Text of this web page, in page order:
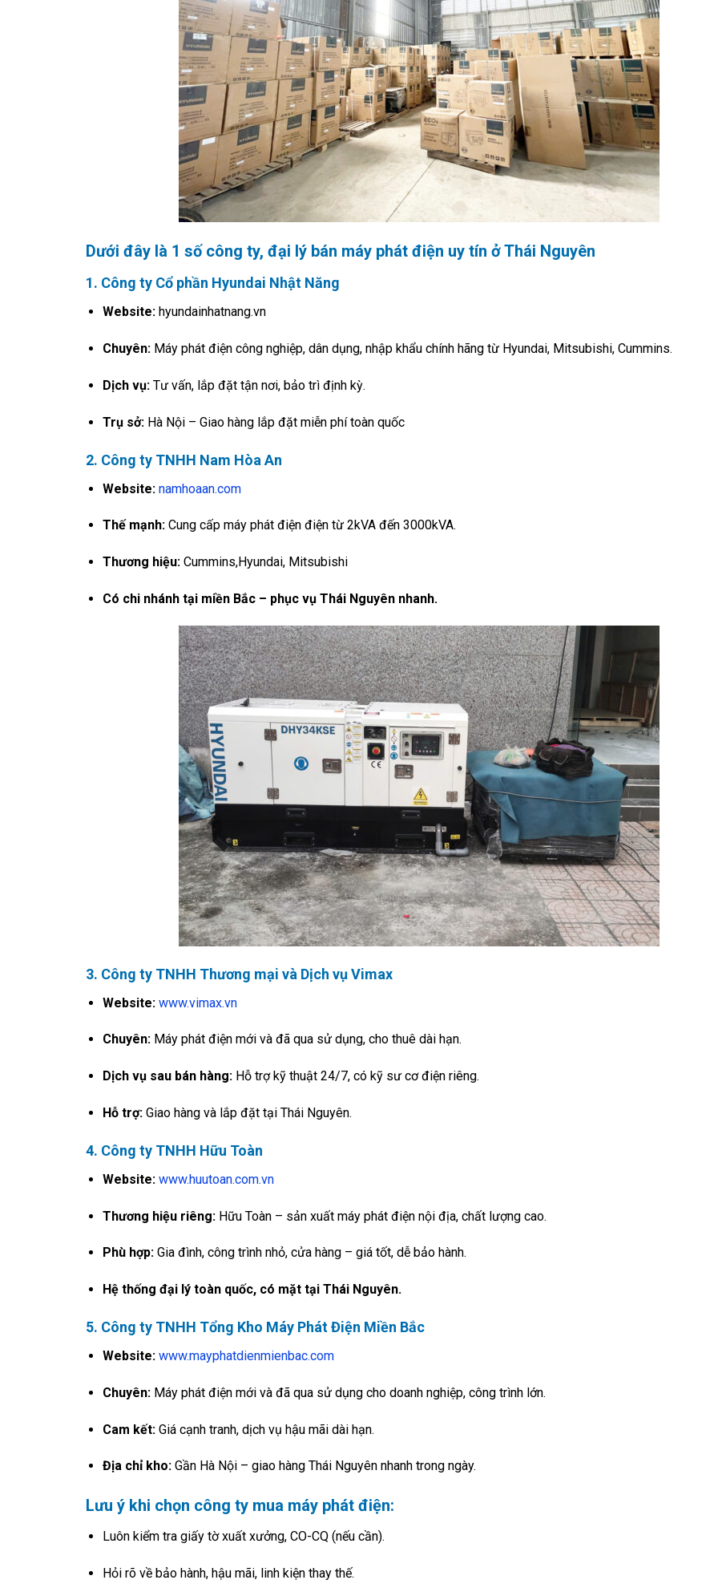
Dưới đây là 1 số công ty, đại lý bán máy phát điện uy tín ở Thái Nguyên
1. Công ty Cổ phần Hyundai Nhật Năng
Website:hyundainhatnang.vn
Chuyên:Máy phát điện công nghiệp, dân dụng, nhập khẩu chính hãng từ Hyundai, Mitsubishi, Cummins.
Dịch vụ:Tư vấn, lắp đặt tận nơi, bảo trì định kỳ.
Trụ sở:Hà Nội – Giao hàng lắp đặt miễn phí toàn quốc
2. Công ty TNHH Nam Hòa An
Website: namhoaan.com
Thế mạnh:Cung cấp máy phát điện điện từ 2kVA đến 3000kVA.
Thương hiệu:Cummins,Hyundai, Mitsubishi
Có chi nhánh tại miền Bắc – phục vụ Thái Nguyên nhanh.
3. Công ty TNHH Thương mại và Dịch vụ Vimax
Website: www.vimax.vn
Chuyên:Máy phát điện mới và đã qua sử dụng, cho thuê dài hạn.
Dịch vụ sau bán hàng:Hỗ trợ kỹ thuật 24/7, có kỹ sư cơ điện riêng.
Hỗ trợ:Giao hàng và lắp đặt tại Thái Nguyên.
4. Công ty TNHH Hữu Toàn
Website: www.huutoan.com.vn
Thương hiệu riêng:Hữu Toàn – sản xuất máy phát điện nội địa, chất lượng cao.
Phù hợp:Gia đình, công trình nhỏ, cửa hàng – giá tốt, dễ bảo hành.
Hệ thống đại lý toàn quốc, có mặt tại Thái Nguyên.
5. Công ty TNHH Tổng Kho Máy Phát Điện Miền Bắc
Website: www.mayphatdienmienbac.com
Chuyên:Máy phát điện mới và đã qua sử dụng cho doanh nghiệp, công trình lớn.
Cam kết:Giá cạnh tranh, dịch vụ hậu mãi dài hạn.
Địa chỉ kho:Gần Hà Nội – giao hàng Thái Nguyên nhanh trong ngày.
Lưu ý khi chọn công ty mua máy phát điện:
Luôn kiểm tra giấy tờ xuất xưởng, CO-CQ (nếu cần).
Hỏi rõ về bảo hành, hậu mãi, linh kiện thay thế.